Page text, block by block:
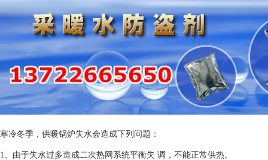
寒冷冬季，供暖锅炉失水会造成下列问题：
1、由于失水过多造成二次热网系统平衡失 调，不能正常供热。